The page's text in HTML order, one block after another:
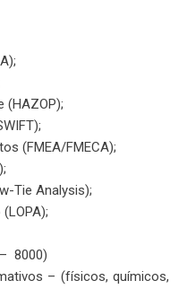
(HAZOP);
(FMEA/FMECA);
Tie Analysis);
8000)
– (físicos, químicos,